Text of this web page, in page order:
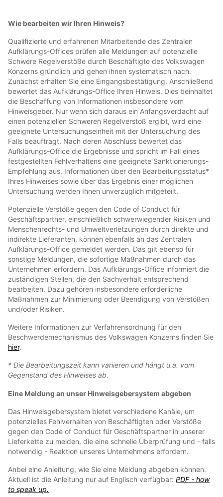
Wie bearbeiten wir Ihren Hinweis?
Qualifizierte und erfahrenen Mitarbeitende des Zentralen
Aufklärungs-Offices prüfen alle Meldungen auf potenzielle
Schwere Regelverstöße durch Beschäftigte des Volkswagen
Konzerns gründlich und gehen ihnen systematisch nach.
Zunächst erhalten Sie eine Eingangsbestätigung. Anschließend
bewertet das Aufklärungs-Office Ihren Hinweis. Dies beinhaltet
die Beschaffung von Informationen insbesondere vom
Hinweisgeber. Nur wenn sich daraus ein Anfangsverdacht auf
einen potenziellen Schweren Regelverstoß ergibt, wird eine
geeignete Untersuchungseinheit mit der Untersuchung des
Falls beauftragt. Nach deren Abschluss bewertet das
Aufklärungs-Office die Ergebnisse und spricht im Fall eines
festgestellten Fehlverhaltens eine geeignete Sanktionierungs-
Empfehlung aus. Informationen über den Bearbeitungsstatus*
Ihres Hinweises sowie über das Ergebnis einer möglichen
Untersuchung werden Ihnen unverzüglich mitgeteilt.
Potenzielle Verstöße gegen den Code of Conduct für
Geschäftspartner, einschließlich schwerwiegender Risiken und
Menschenrechts- und Umweltverletzungen durch direkte und
indirekte Lieferanten, können ebenfalls an das Zentralen
Aufklärungs-Office gemeldet werden. Das gilt ebenso für
sonstige Meldungen, die sofortige Maßnahmen durch das
Unternehmen erfordern. Das Aufklärungs-Office informiert die
zuständigen Stellen, die den Sachverhalt entsprechend
bearbeiten. Dazu gehören insbesondere erforderliche
Maßnahmen zur Minimierung oder Beendigung von Verstößen
und/oder Risiken.
Weitere Informationen zur Verfahrensordnung für den
Beschwerdemechanismus des Volkswagen Konzerns finden Sie
hier.
* Die Bearbeitungszeit kann variieren und hängt u.a. vom
Gegenstand des Hinweises ab.
Eine Meldung an unser Hinweisgebersystem abgeben
Das Hinweisgebersystem bietet verschiedene Kanäle, um
potenzielles Fehlverhalten von Beschäftigten oder Verstöße
gegen den Code of Conduct für Geschäftspartner in unserer
Lieferkette zu melden, die eine schnelle Überprüfung und - falls
notwendig - Reaktion unseres Unternehmens erfordern.
Anbei eine Anleitung, wie Sie eine Meldung abgeben können.
Aktuell ist die Anleitung nur auf Englisch verfügbar: PDF - how
to speak up.